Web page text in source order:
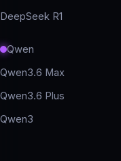
DeepSeek R1
Qwen
Qwen3.6 Max
Qwen3.6 Plus
Qwen3